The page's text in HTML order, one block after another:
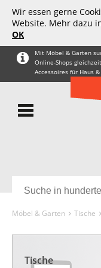
Wir essen gerne
Website. Mehr dazu
OK
Mit Möbel & Garten
Online-Shops
Accessoires für Haus
Möbel & Garten Tische
Tische